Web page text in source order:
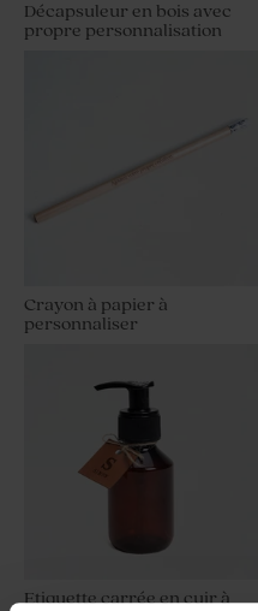
Décapsuleur en bois avec
propre personnalisation
Crayon à papier à
personnaliser
Etiquette carrée en cuir à